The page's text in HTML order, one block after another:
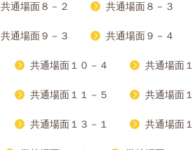
共通場面８－２ 共通場面８－３
共通場面９－３ 共通場面９－４
共通場面１０－４ 共通場面
共通場面１１－５ 共通場面１
共通場面１３－１ 共通場面